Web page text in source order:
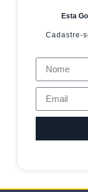
Esta
Cadastre-